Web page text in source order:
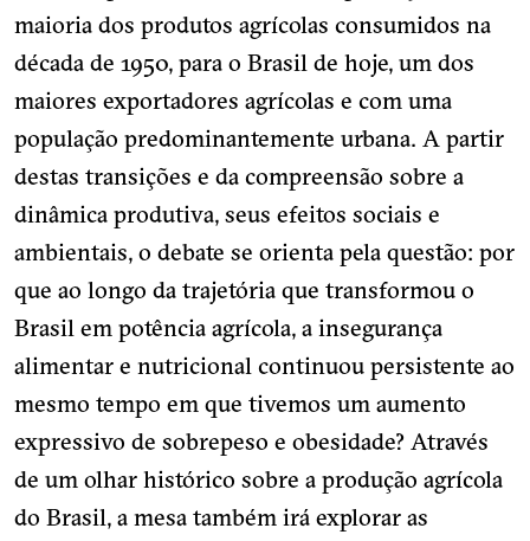
maioria dos produtos agrícolas consumidos na
década de 1950, para o Brasil de hoje, um dos
maiores exportadores agrícolas e com uma
população predominantemente urbana. A partir
destas transições e da compreensão sobre a
dinâmica produtiva, seus efeitos sociais e
ambientais, o debate se orienta pela questão: por
que ao longo da trajetória que transformou o
Brasil em potência agrícola, a insegurança
alimentar e nutricional continuou persistente ao
mesmo tempo em que tivemos um aumento
expressivo de sobrepeso e obesidade? Através
de um olhar histórico sobre a produção agrícola
do Brasil, a mesa também irá explorar as